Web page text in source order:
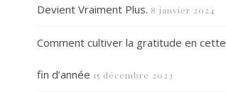
Devient Vraiment Plus. 8 janvier 2024
Comment cultiver la gratitude en cette
fin d’année 15 décembre 2023